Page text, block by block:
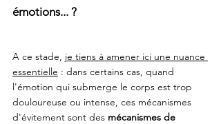
émotions... ?
A ce stade, je tiens à amener ici une nuance
essentielle : dans certains cas, quand
l'émotion qui submerge le corps est trop
douloureuse ou intense, ces mécanismes
d'évitement sont des mécanismes de